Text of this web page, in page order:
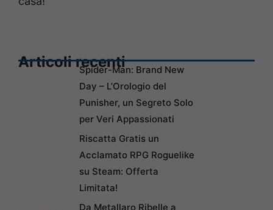
Articoli recentiSpider-Man: Brand New
Day – L’Orologio del
Punisher, un Segreto Solo
per Veri Appassionati
Riscatta Gratis un
Acclamato RPG Roguelike
su Steam: Offerta
Limitata!
Da Metallaro Ribelle a